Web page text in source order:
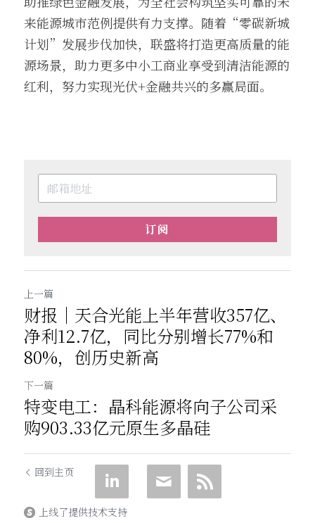
来能源城市范例提供有力支撑。随着“零碳新城
计划”发展步伐加快，联盛将打造更高质量的能
源场景，助力更多中小工商业享受到清洁能源的
红利，努力实现光伏+金融共兴的多赢局面。
订阅
上一篇
财报｜天合光能上半年营收357亿、
净利12.7亿，同比分别增长77%和
80%，创历史新高
下一篇
特变电工：晶科能源将向子公司采
购903.33亿元原生多晶硅
回到主页
上线了提供技术支持